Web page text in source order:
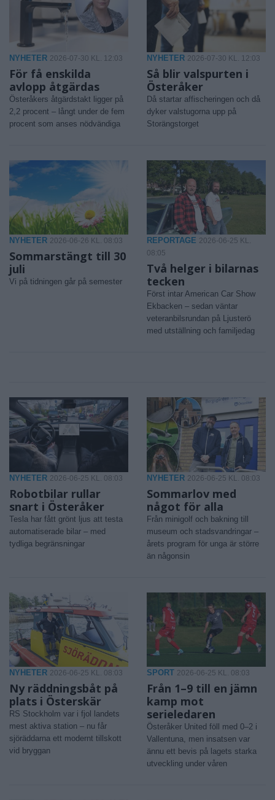
NYHETER 2026-07-30 KL. 12:03
För få enskilda
avlopp åtgärdas
Österåkers åtgärdstakt ligger på
2,2 procent – långt under de fem
procent som anses nödvändiga
NYHETER 2026-07-30 KL. 12:03
Så blir valspurten i
Österåker
Då startar affischeringen och då
dyker valstugorna upp på
Storängstorget
NYHETER 2026-06-26 KL. 08:03
Sommarstängt till 30
juli
Vi på tidningen går på semester
REPORTAGE 2026-06-25 KL.
08:05
Två helger i bilarnas
tecken
Först intar American Car Show
Ekbacken – sedan väntar
veteranbilsrundan på Ljusterö
med utställning och familjedag
NYHETER 2026-06-25 KL. 08:03
Robotbilar rullar
snart i Österåker
Tesla har fått grönt ljus att testa
automatiserade bilar – med
tydliga begränsningar
NYHETER 2026-06-25 KL. 08:03
Sommarlov med
något för alla
Från minigolf och bakning till
museum och stadsvandringar –
årets program för unga är större
än någonsin
NYHETER 2026-06-25 KL. 08:03
Ny räddningsbåt på
plats i Österskär
RS Stockholm var i fjol landets
mest aktiva station – nu får
sjöräddarna ett modernt tillskott
vid bryggan
SPORT 2026-06-25 KL. 08:03
Från 1–9 till en jämn
kamp mot
serieledaren
Österåker United föll med 0–2 i
Vallentuna, men insatsen var
ännu ett bevis på lagets starka
utveckling under våren